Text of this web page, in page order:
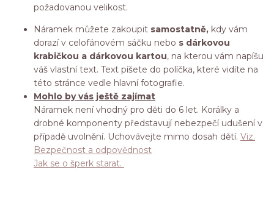
požadovanou velikost.
Náramek můžete zakoupit samostatně, kdy vám
dorazí v celofánovém sáčku nebo s dárkovou
krabičkou a dárkovou kartou, na kterou vám napíšu
váš vlastní text. Text píšete do políčka, které vidíte na
této stránce vedle hlavní fotografie.
Mohlo by vás ještě zajímat
Náramek není vhodný pro děti do 6 let. Korálky a
drobné komponenty představují nebezpečí udušení v
případě uvolnění. Uchovávejte mimo dosah dětí. Viz.
Bezpečnost a odpovědnost
Jak se o šperk starat.